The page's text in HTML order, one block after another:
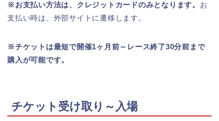
※お支払い方法は、クレジットカードのみとなります。 お
支払い時は、外部サイトに遷移します。
※チケットは最短で開催1ヶ月前～レース終了30分前まで
購入が可能です。
チケット受け取り～入場